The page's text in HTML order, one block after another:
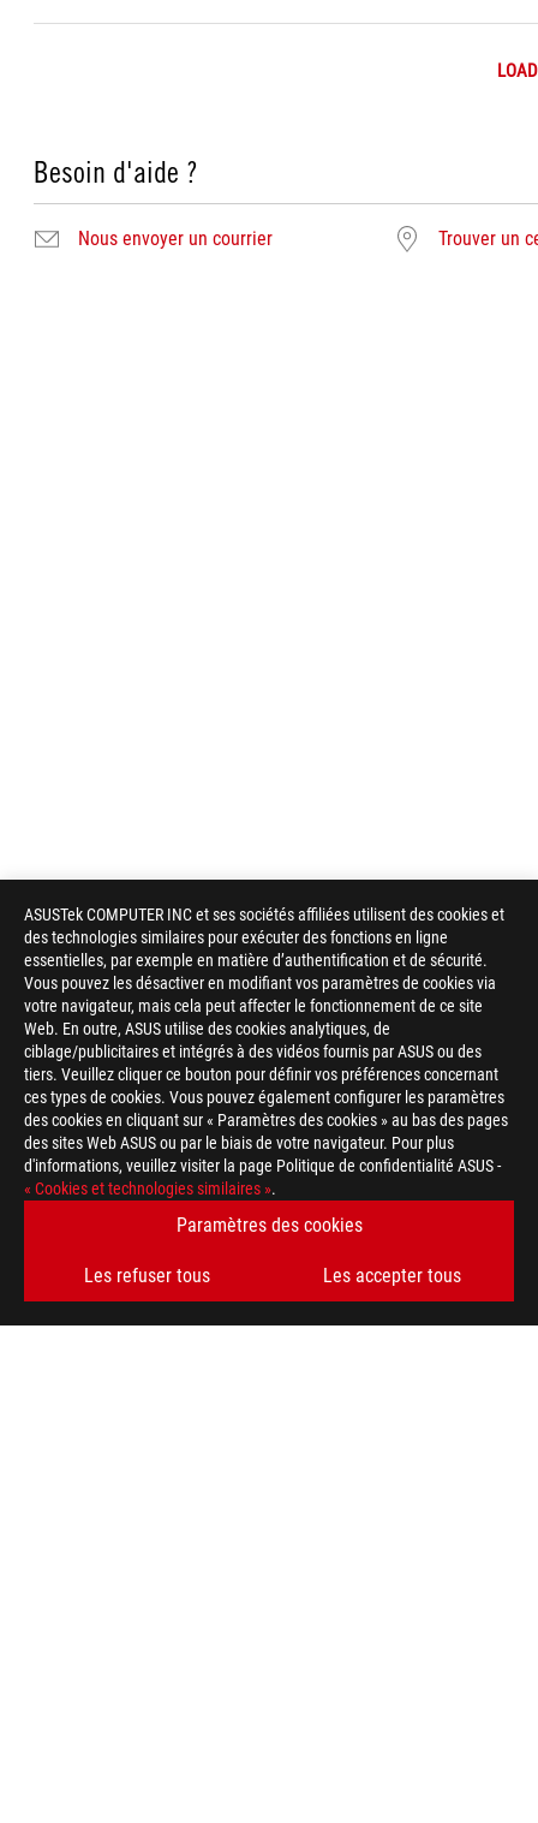
ASUSTek COMPUTER INC et ses sociétés affiliées utilisent des cookies et
des technologies similaires pour exécuter des fonctions en ligne
essentielles, par exemple en matière d’authentification et de sécurité.
Vous pouvez les désactiver en modifiant vos paramètres de cookies via
votre navigateur, mais cela peut affecter le fonctionnement de ce site
Web. En outre, ASUS utilise des cookies analytiques, de
ciblage/publicitaires et intégrés à des vidéos fournis par ASUS ou des
tiers. Veuillez cliquer ce bouton pour définir vos préférences concernant
ces types de cookies. Vous pouvez également configurer les paramètres
des cookies en cliquant sur « Paramètres des cookies » au bas des pages
des sites Web ASUS ou par le biais de votre navigateur. Pour plus
d'informations, veuillez visiter la page Politique de confidentialité ASUS -
« Cookies et technologies similaires ».
Paramètres des cookies
Les refuser tous Les accepter tous
Besoin d'aide ?
Nous envoyer un courrier Trouver un
Disclaimer
En ce qui concerne les informations sur les prix, ASUS est
revendeurs sont libres de fixer leur propre prix comme ils
Le prix peut ne pas inclure les frais supplémentaires, y
GAMING SOURIS & TAPIS DE SOURIS > DROITIER